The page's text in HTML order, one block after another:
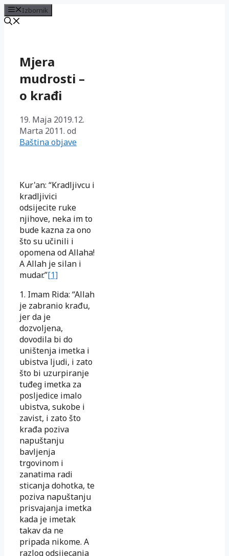
Izbornik
sadržajMjera
mudrosti –
o krađi
19. Maja 2019.12.
Marta 2011. od
Baština objave
Kur'an: “Kradljivcu i
kradljivici
odsijecite ruke
njihove, neka im to
bude kazna za ono
što su učinili i
opomena od Allaha!
A Allah je silan i
mudar.”[1]
1. Imam Rida: “Allah
je zabranio krađu,
jer da je
dozvoljena,
dovodila bi do
uništenja imetka i
ubistva ljudi, i zato
što bi uzurpiranje
tuđeg imetka za
posljedice imalo
ubistva, sukobe i
zavist, i zato što
krađa poziva
napuštanju
bavljenja
trgovinom i
zanatima radi
sticanja dohotka, te
poziva napuštanju
prisvajanja imetka
kada je imetak
takav da ne
pripada nikome. A
razlog odsijecanja